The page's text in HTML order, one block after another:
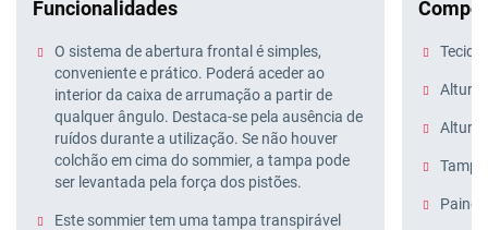
Funcionalidades
O sistema de abertura frontal é simples,
conveniente e prático. Poderá aceder ao
interior da caixa de arrumação a partir de
qualquer ângulo. Destaca-se pela ausência de
ruídos durante a utilização. Se não houver
colchão em cima do sommier, a tampa pode
ser levantada pela força dos pistões.
Este sommier tem uma tampa transpirável
Tecido
Altura
Altura